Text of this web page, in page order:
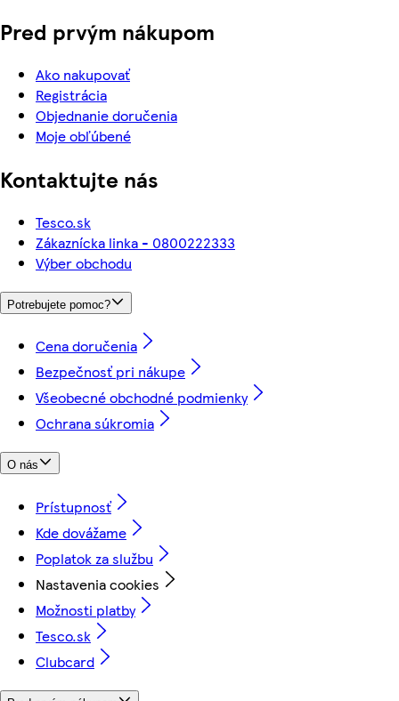
Pred prvým nákupom
Ako nakupovať
Registrácia
Objednanie doručenia
Moje obľúbené
Kontaktujte nás
Tesco.sk
Zákaznícka linka - 0800222333
Výber obchodu
Potrebujete pomoc?
Cena doručenia
Bezpečnosť pri nákupe
Všeobecné obchodné podmienky
Ochrana súkromia
O nás
Prístupnosť
Kde dovážame
Poplatok za službu
Nastavenia cookies
Možnosti platby
Tesco.sk
Clubcard